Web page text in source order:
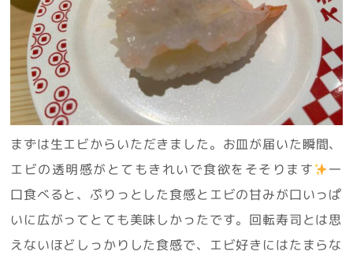
まずは生エビからいただきました。お皿が届いた瞬間、
エビの透明感がとてもきれいで食欲をそそります 一
口食べると、ぷりっとした食感とエビの甘みが口いっぱ
いに広がってとても美味しかったです。回転寿司とは思
えないほどしっかりした食感で、エビ好きにはたまらな